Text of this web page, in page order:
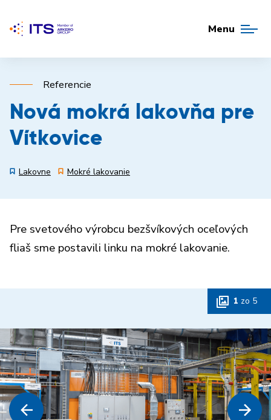
Menu
Referencie
Nová mokrá lakovňa pre
Vítkovice
Lakovne Mokré lakovanie
Pre svetového výrobcu bezšvíkových oceľových
fliaš sme postavili linku na mokré lakovanie.
1 zo 5